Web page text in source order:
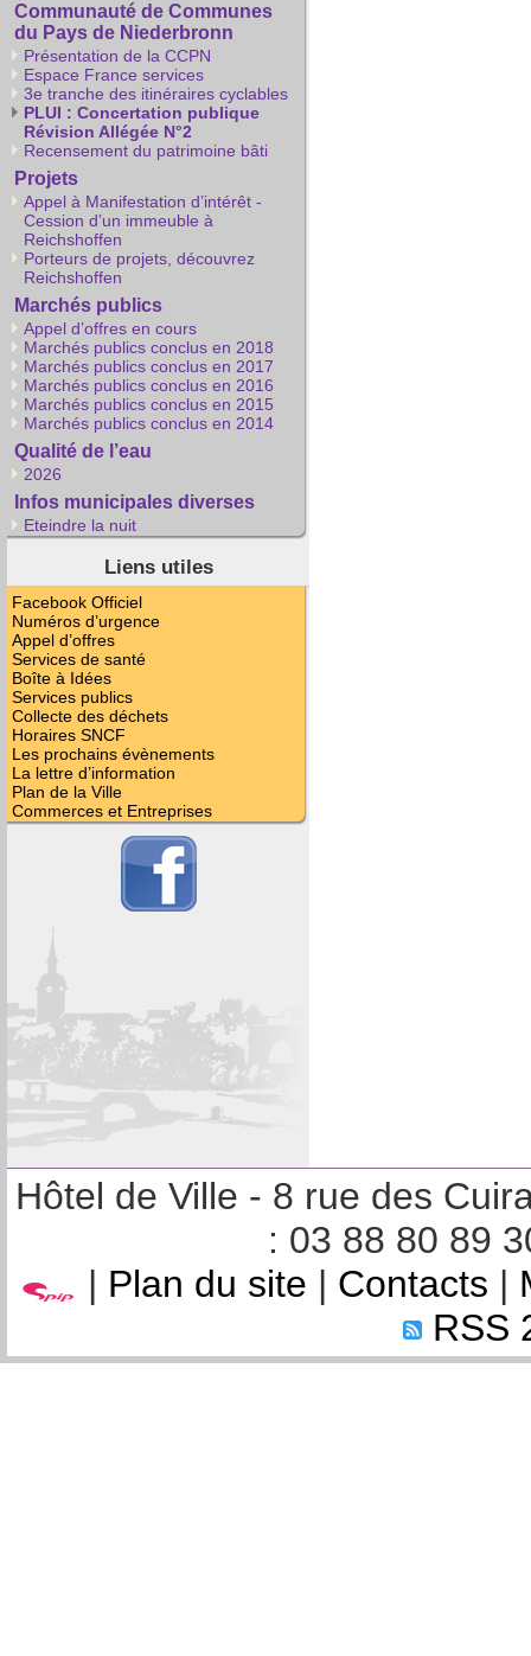
Communauté de Communes
du Pays de Niederbronn
Présentation de la CCPN
Espace France services
3e tranche des itinéraires cyclables
PLUI : Concertation publique
Révision Allégée N°2
Recensement du patrimoine bâti
Projets
Appel à Manifestation d’intérêt -
Cession d’un immeuble à
Reichshoffen
Porteurs de projets, découvrez
Reichshoffen
Marchés publics
Appel d’offres en cours
Marchés publics conclus en 2018
Marchés publics conclus en 2017
Marchés publics conclus en 2016
Marchés publics conclus en 2015
Marchés publics conclus en 2014
Qualité de l’eau
2026
Infos municipales diverses
Eteindre la nuit
Liens utiles
Facebook Officiel
Numéros d’urgence
Appel d’offres
Services de santé
Boîte à Idées
Services publics
Collecte des déchets
Horaires SNCF
Les prochains évènements
La lettre d’information
Plan de la Ville
Commerces et Entreprises
Hôtel de Ville - 8 rue des
: 03 88 80 89
| Plan du site | Contacts |
RSS